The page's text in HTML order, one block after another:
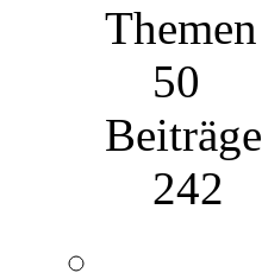
Themen
50
Beiträge
242